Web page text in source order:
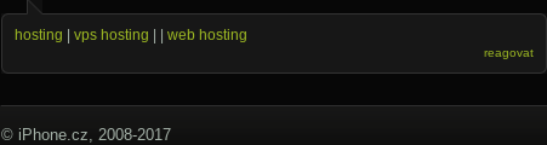
hosting vps hosting web hosting
reagovat
© iPhone.cz, 2008-2017